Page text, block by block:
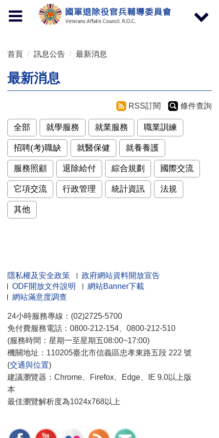
Toggle
navigation
Toggle
首頁 訊息公告 最新消息
最新消息
RSS訂閱 條件查詢
全部 就學服務 就業服務 職業訓練
招聘(考)職缺 就醫保健 就養養護
服務照顧 退除給付 綜合規劃 國際交流
它項交流 行政管理 統計資訊 法規
其他
隱私權及安全政策
政府網站資料開放宣告
ODF開放文件說明
網站Banner下載
網站滿意度調查
24小時服務專線：(02)2725-5700
免付費服務電話：0800-212-154、0800-212-510
(服務時間：星期一至星期五08:00~17:00)
機關地址：110205臺北市信義區忠孝東路五段 222 號
(交通與位置)
建議瀏覽器：Chrome、Firefox、Edge、IE 9.0以上版
本
最佳瀏覽解析度為1024x768以上